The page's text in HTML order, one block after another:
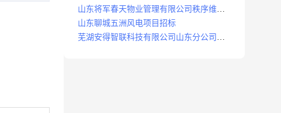
山东将军春天物业管理有限公司秩序维护
服务项目招标公告
山东聊城五洲风电项目招标
芜湖安得智联科技有限公司山东分公司济